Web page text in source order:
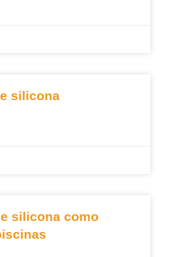
silicona
silicona como